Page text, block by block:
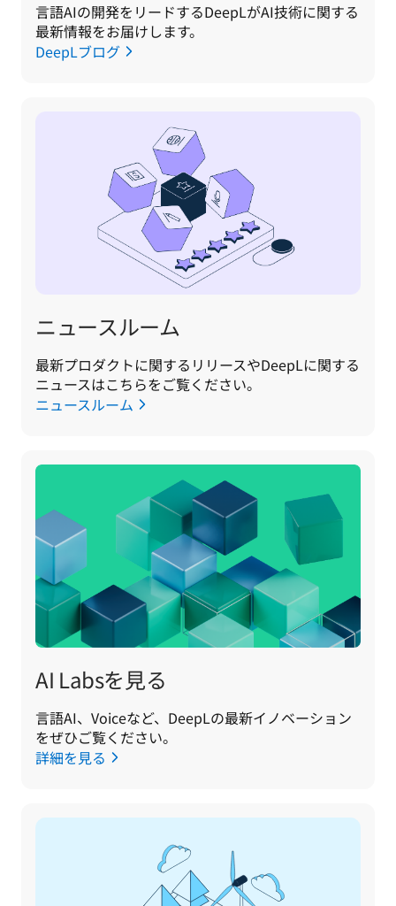
言語AIの開発をリードするDeepLがAI技術に関する
最新情報をお届けします。
DeepLブログ
ニュースルーム
最新プロダクトに関するリリースやDeepLに関する
ニュースはこちらをご覧ください。
ニュースルーム
AI Labsを見る
言語AI、Voiceなど、DeepLの最新イノベーション
をぜひご覧ください。
詳細を見る